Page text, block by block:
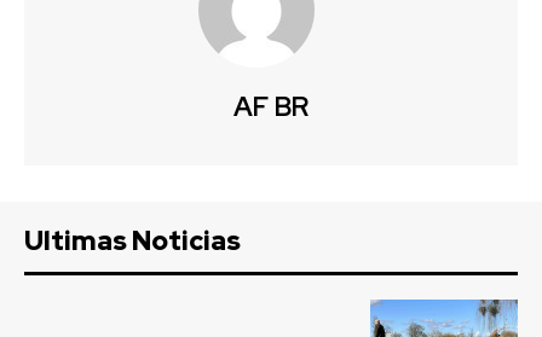
AF BR
Ultimas Noticias